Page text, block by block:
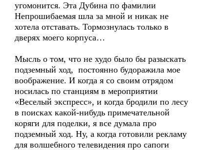
угомонится. Эта Дубина по фамилии
Непрошибаемая шла за мной и никак не
хотела отставать. Тормознулась только в
дверях моего корпуса…
Мысль о том, что не худо было бы разыскать
подземный ход, постоянно будоражила мое
воображение. И когда я со своим отрядом
носилась по станциям в мероприятии
«Веселый экспресс», и когда бродили по лесу
в поисках какой-нибудь примечательной
коряги для поделки, я все думала про
подземный ход. Ну, а когда готовили рекламу
для волшебного телевидения про сапоги